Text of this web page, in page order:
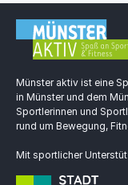
Münster aktiv ist eine
in Münster und dem
Sportlerinnen und
rund um Bewegung,
Mit sportlicher